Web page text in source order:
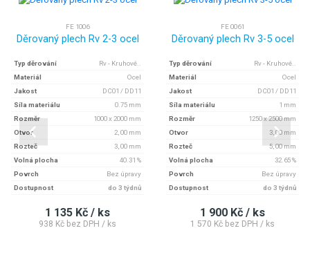
FE 1006
Děrovaný plech Rv 2-3 ocel
Typ děrování
Rv - Kruhové..
Materiál
Ocel
Jakost
DC01 / DD11
Síla materiálu
0.75 mm
Rozměr
1000 x 2000 mm
Otvor
2, 00 mm
Rozteč
3, 00 mm
Volná plocha
40.31 %
Povrch
Bez úpravy
Dostupnost
do 3 týdnů
1 135 Kč / ks
938 Kč bez DPH / ks
FE 0061
Děrovaný plech Rv 3-5 ocel
Typ děrování
Rv - Kruhové..
Materiál
Ocel
Jakost
DC01 / DD11
Síla materiálu
1 mm
Rozměr
1250 x 2500 mm
Otvor
3, 00 mm
Rozteč
5, 00 mm
Volná plocha
32.65 %
Povrch
Bez úpravy
Dostupnost
do 3 týdnů
1 900 Kč / ks
1 570 Kč bez DPH / ks